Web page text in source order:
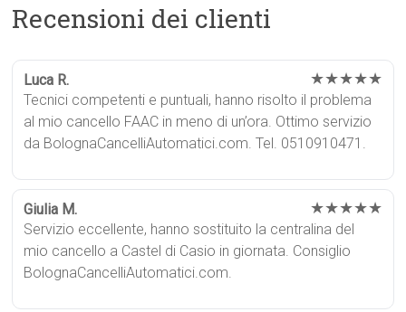
Recensioni dei clienti
Luca R. ★★★★★
Tecnici competenti e puntuali, hanno risolto il problema
al mio cancello FAAC in meno di un’ora. Ottimo servizio
da BolognaCancelliAutomatici.com. Tel. 0510910471.
Giulia M. ★★★★★
Servizio eccellente, hanno sostituito la centralina del
mio cancello a Castel di Casio in giornata. Consiglio
BolognaCancelliAutomatici.com.